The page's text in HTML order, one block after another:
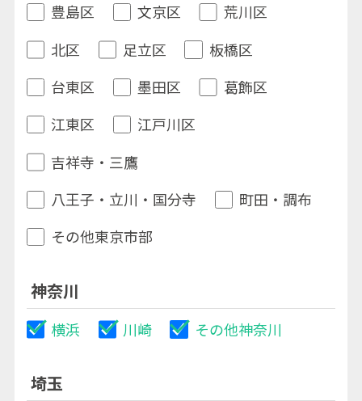
豊島区
文京区
荒川区
北区
足立区
板橋区
台東区
墨田区
葛飾区
江東区
江戸川区
吉祥寺・三鷹
八王子・立川・国分寺
町田・調布
その他東京市部
神奈川
横浜 川崎 その他神奈川
埼玉